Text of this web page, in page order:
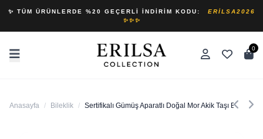
✨ TÜM ÜRÜNLERDE %20 GEÇERLI İNDIRIM KODU:
ERILSA2026
✨✨✨
0
Anasayfa / Bileklik / Sertifikalı Gümüş Aparatlı Doğal Mor Akik Taşı Bileklik